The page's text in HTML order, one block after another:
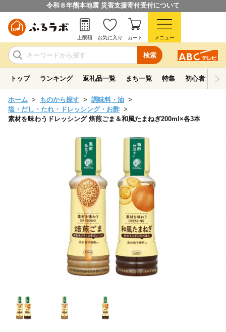
令和８年熊本地震 災害支援寄付受付について
検索
上限額 お気に入り カート メニュー
トップ ランキング 返礼品一覧 まち一覧 特集 初心者ガイド
ホーム ものから探す
調味料・油
塩・だし・たれ・ドレッシング・お酢
素材を味わうドレッシング 焙煎ごま＆和風たまねぎ200ml×各3本